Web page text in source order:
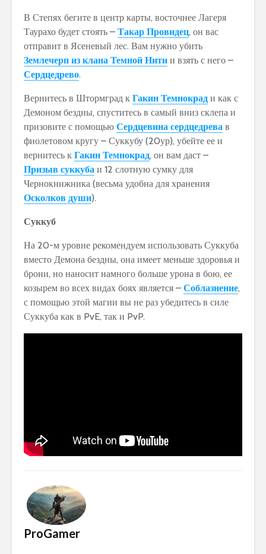
В Степях бегите в центр карты, восточнее Лагеря
Таурахо будет стоять – Такар Провидец, он вас
отправит в Ясеневый лес. Вам нужно убить
Землечерп из клана Темной Нити и взять с него –
Сердцедрево.
Вернитесь в Штормград к Гакин Темнокрад и как с
Демоном бездны, спуститесь в самый вниз склепа и
призовите с помощью Сердцевина сердцедрева в
фиолетовом кругу – Суккубу (20ур), убейте ее и
вернитесь к Гакин Темнокрад, он вам даст –
Призыв суккуба и 12 слотную сумку для
Чернокнижника (весьма удобна для хранения
Осколков души).
Суккуб
На 20-м уровне рекомендуем использовать Суккуба
вместо Демона бездны, она имеет меньше здоровья и
брони, но наносит намного больше урона в бою, ее
козырем во всех видах боях является – Соблазнение,
с помощью этой магии вы не раз убедитесь в силе
Суккуба как в PvE, так и PvP.
ProGamer